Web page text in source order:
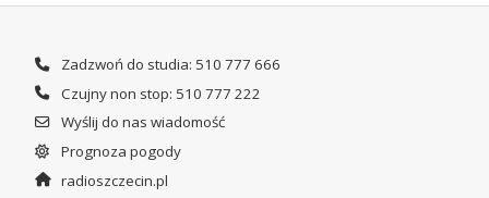
Zadzwoń do studia: 510 777 666
Czujny non stop: 510 777 222
Wyślij do nas wiadomość
Prognoza pogody
radioszczecin.pl